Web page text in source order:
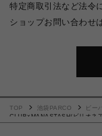
特定商取引法など法令
ショップお問い合わせ
TOP 池袋PARCO ビー
CLUB×MANASTASH/ビリオネ
LOGO SWEATSHIRTS/アーチ